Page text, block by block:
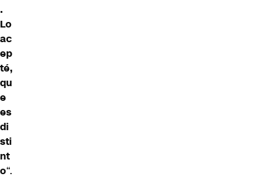
.
Lo
ac
ep
té,
qu
e
es
di
sti
nt
o“.